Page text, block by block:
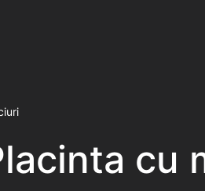
cu